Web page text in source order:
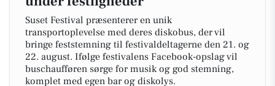
Suset Festival præsenterer en unik
transportoplevelse med deres diskobus, der vil
bringe feststemning til festivaldeltagerne den 21. og
22. august. Ifølge festivalens Facebook-opslag vil
buschaufføren sørge for musik og god stemning,
komplet med egen bar og diskolys.